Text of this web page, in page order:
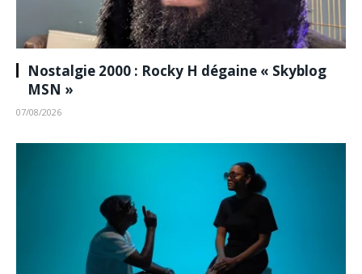
Nostalgie 2000 : Rocky H dégaine « Skyblog
MSN »
07/08/2026